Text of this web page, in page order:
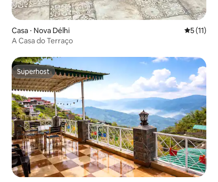
Casa ⋅ Nova Délhi 5 de uma
5 (11)
A Casa do Terraço
Superhost
Superhost